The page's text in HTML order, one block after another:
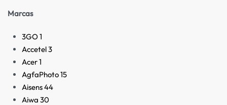
Marcas
3GO1
Accetel3
Acer1
AgfaPhoto15
Aisens44
Aiwa 30